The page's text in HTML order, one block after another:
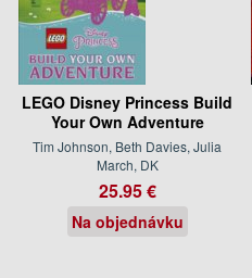
LEGO Disney Princess Build
Your Own Adventure
Tim Johnson, Beth Davies, Julia
March, DK
25.95 €
Na objednávku